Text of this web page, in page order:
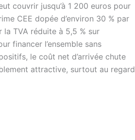
couvrir jusqu’à 1 200 euros pour
CEE dopée d’environ 30 % par
TVA réduite à 5,5 % sur
financer l’ensemble sans
le coût net d’arrivée chute
attractive, surtout au regard